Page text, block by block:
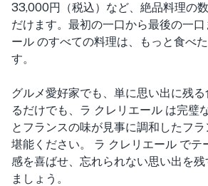
33,000円（税込）など、絶品料理の
だけます。最初の一口から最後の一
ール のすべての料理は、もっと食べ
す。
グルメ愛好家でも、単に思い出に残
るだけでも、ラ クレリエール は完璧
とフランスの味が見事に調和したフ
堪能ください。 ラ クレリエール でテ
感を喜ばせ、忘れられない思い出を
ましょう。